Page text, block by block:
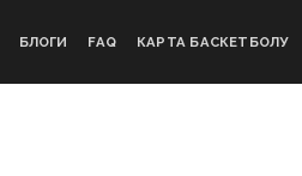
БЛОГИ FAQ КАРТА БАСКЕТБОЛУ